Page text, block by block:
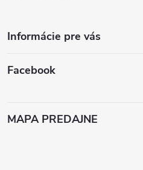
Informácie pre vás
Facebook
MAPA PREDAJNE